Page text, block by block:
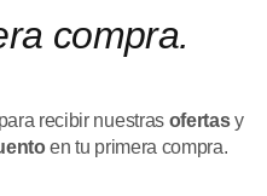
compra.
recibir nuestras ofertasy
en tu primera compra.